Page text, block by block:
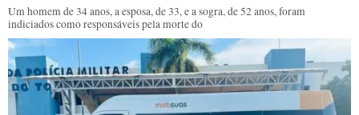
Um homem de 34 anos, a esposa, de 33, e a sogra, de 52 anos, foram
indiciados como responsáveis pela morte do